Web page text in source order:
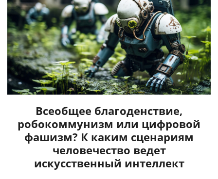
Всеобщее благоденствие,
робокоммунизм или цифровой
фашизм? К каким сценариям
человечество ведет
искусственный интеллект